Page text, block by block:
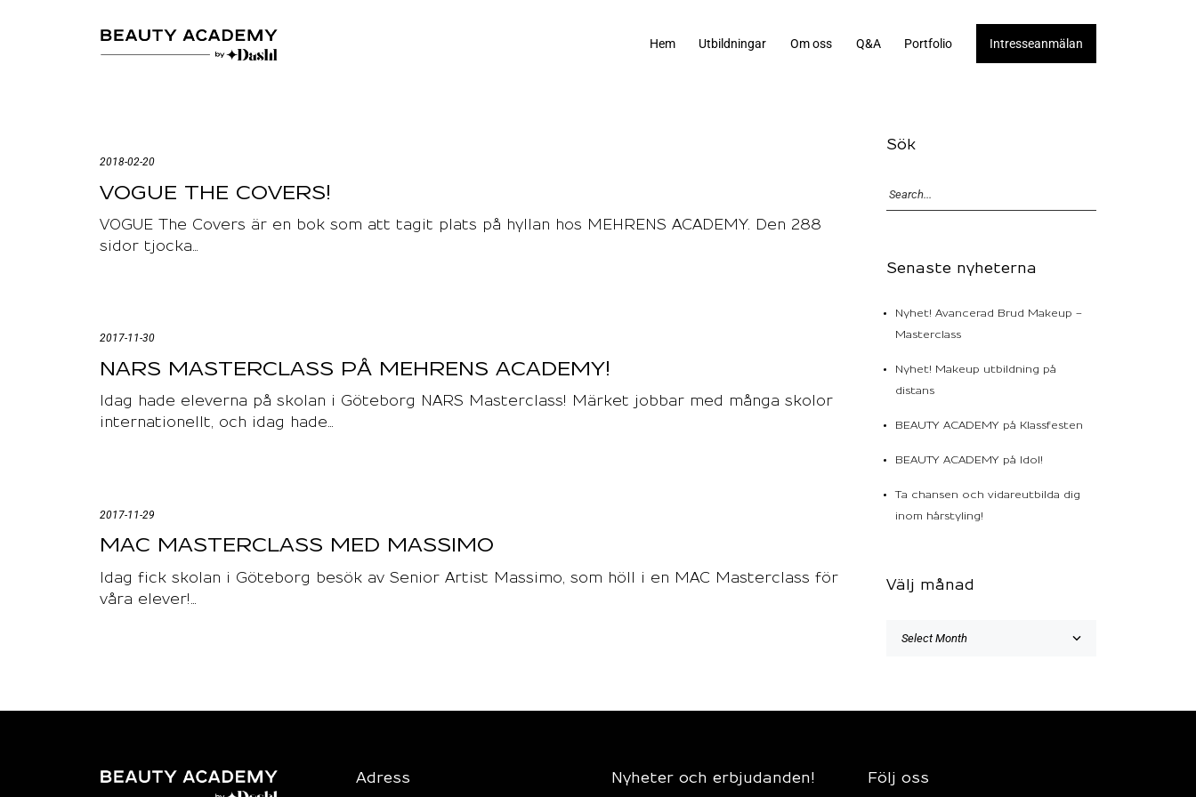
Hem Utbildningar Om oss Q&A Portfolio Intresseanmälan
2018-02-20
VOGUE THE COVERS!
VOGUE The Covers är en bok som att tagit plats på hyllan hos MEHRENS ACADEMY. Den 288
sidor tjocka…
2017-11-30
NARS MASTERCLASS PÅ MEHRENS ACADEMY!
Idag hade eleverna på skolan i Göteborg NARS Masterclass! Märket jobbar med många skolor
internationellt, och idag hade…
2017-11-29
MAC MASTERCLASS MED MASSIMO
Idag fick skolan i Göteborg besök av Senior Artist Massimo, som höll i en MAC Masterclass för
våra elever!…
Sök
Senaste nyheterna
Nyhet! Avancerad Brud Makeup –
Masterclass
Nyhet! Makeup utbildning på
distans
BEAUTY ACADEMY på Klassfesten
BEAUTY ACADEMY på Idol!
Ta chansen och vidareutbilda dig
inom hårstyling!
Välj månad
Adress Nyheter och erbjudanden! Följ oss